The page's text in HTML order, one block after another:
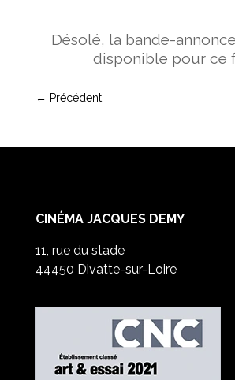
Désolé, la bande-
disponible pour ce
← Précédent
CINÉMA JACQUES DEMY
11, rue du stade
44450 Divatte-sur-Loire